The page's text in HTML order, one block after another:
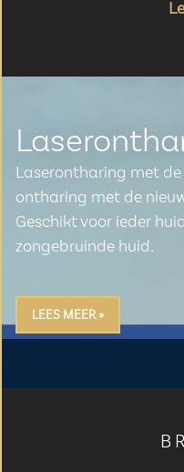
Laserontharing met
ontharing met de
Geschikt voor ieder
zongebruinde huid.
LEES MEER »